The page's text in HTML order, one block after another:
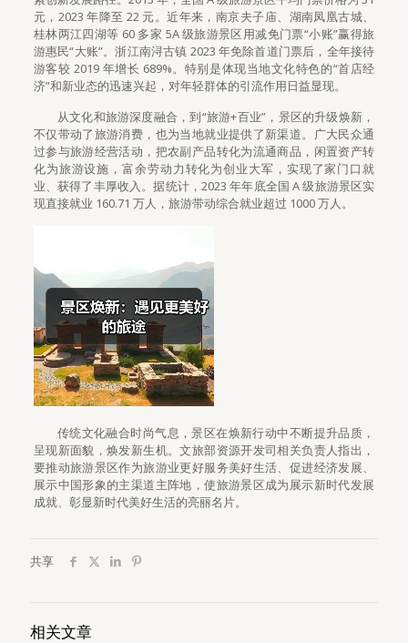
元，2023 年降至 22 元。近年来，南京夫子庙、湖南凤凰古城、
桂林两江四湖等 60 多家 5A 级旅游景区用减免门票“小账”赢得旅
游惠民“大账”。浙江南浔古镇 2023 年免除首道门票后，全年接待
游客较 2019 年增长 689%。特别是体现当地文化特色的“首店经
济”和新业态的迅速兴起，对年轻群体的引流作用日益显现。
从文化和旅游深度融合，到“旅游+百业”，景区的升级焕新，
不仅带动了旅游消费，也为当地就业提供了新渠道。广大民众通
过参与旅游经营活动，把农副产品转化为流通商品，闲置资产转
化为旅游设施，富余劳动力转化为创业大军，实现了家门口就
业、获得了丰厚收入。据统计，2023 年年底全国 A 级旅游景区实
现直接就业 160.71 万人，旅游带动综合就业超过 1000 万人。
传统文化融合时尚气息，景区在焕新行动中不断提升品质，
呈现新面貌，焕发新生机。文旅部资源开发司相关负责人指出，
要推动旅游景区作为旅游业更好服务美好生活、促进经济发展、
展示中国形象的主渠道主阵地，使旅游景区成为展示新时代发展
成就、彰显新时代美好生活的亮丽名片。
共享
相关文章